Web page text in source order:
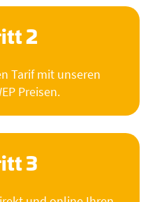
2
Tarif mit unseren
Preisen.
3